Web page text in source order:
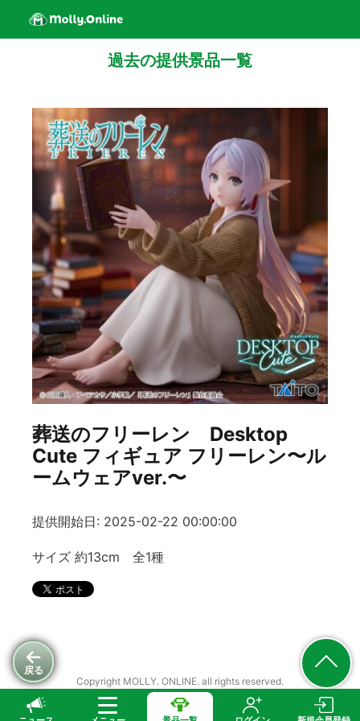
戻る
過去の提供景品一覧
葬送のフリーレン Desktop
Cute フィギュア フリーレン〜ル
ームウェアver.〜
提供開始日: 2025-02-22 00:00:00
サイズ 約13cm 全1種
Copyright MOLLY. ONLINE. all rights reserved.